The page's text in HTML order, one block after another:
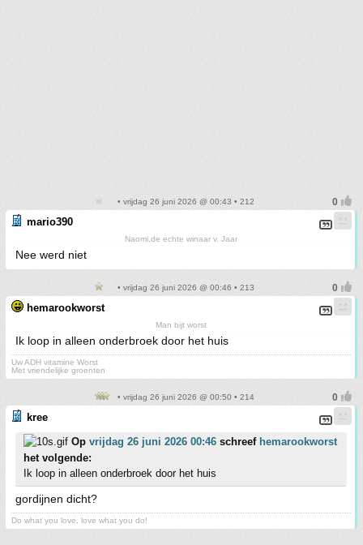
• vrijdag 26 juni 2026 @ 00:43 • 212
mario390
Naomi,de echte winaar v. Jaar
Nee werd niet
• vrijdag 26 juni 2026 @ 00:46 • 213
hemarookworst
Man bijt worst
Ik loop in alleen onderbroek door het huis
Uw ADH vitamine Worst
Met vriendelijke groenten
• vrijdag 26 juni 2026 @ 00:50 • 214
kree
Op vrijdag 26 juni 2026 00:46 schreef hemarookworst
het volgende:
Ik loop in alleen onderbroek door het huis
gordijnen dicht?
Do what you love, love what you do!